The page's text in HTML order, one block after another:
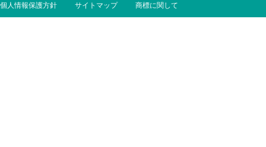
個人情報保護方針 サイトマップ 商標に関して